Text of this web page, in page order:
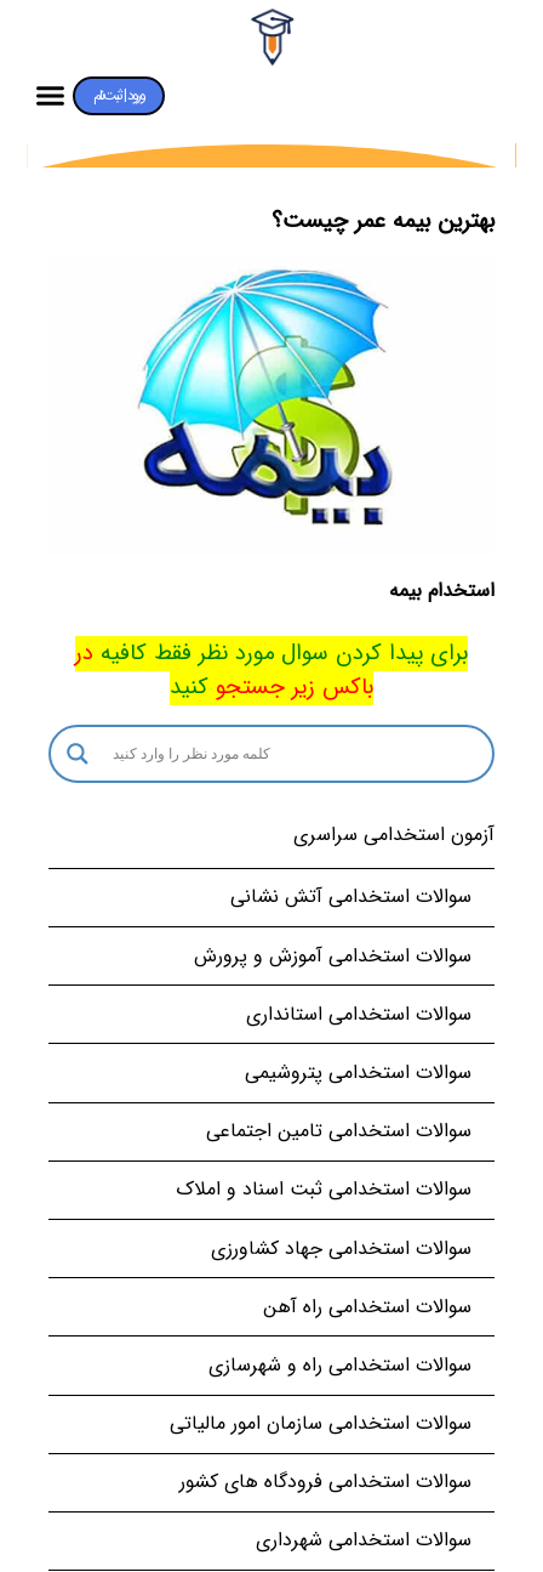
ورود | ثبت‌نام
بهترین بیمه عمر چیست؟
استخدام بیمه
برای پیدا کردن سوال مورد نظر فقط کافیه در
باکس زیر جستجو کنید
آزمون استخدامی سراسری
سوالات استخدامی آتش نشانی
سوالات استخدامی آموزش و پرورش
سوالات استخدامی استانداری
سوالات استخدامی پتروشیمی
سوالات استخدامی تامین اجتماعی
سوالات استخدامی ثبت اسناد و املاک
سوالات استخدامی جهاد کشاورزی
سوالات استخدامی راه آهن
سوالات استخدامی راه و شهرسازی
سوالات استخدامی سازمان امور مالیاتی
سوالات استخدامی فرودگاه های کشور
سوالات استخدامی شهرداری